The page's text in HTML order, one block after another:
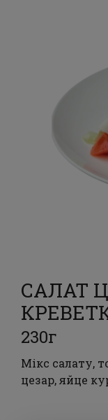
САЛАТ
230г
Мікс салату,
цезар, яйце